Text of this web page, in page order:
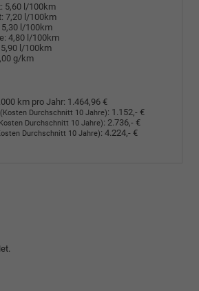
5,60 l/100km
7,20 l/100km
5,30 l/100km
4,80 l/100km
5,90 l/100km
g/km
km pro Jahr: 1.464,96 €
(Kosten Durchschnitt 10 Jahre): 1.152,- €
Durchschnitt 10 Jahre): 2.736,- €
Durchschnitt 10 Jahre): 4.224,- €